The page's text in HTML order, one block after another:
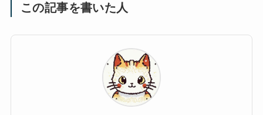
この記事を書いた人